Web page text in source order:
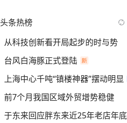
头条热榜
从科技创新看开局起步的时与势
台风白海豚正式登陆
上海中心千吨“镇楼神器”摆动明显
前7个月我国区域外贸增势稳健